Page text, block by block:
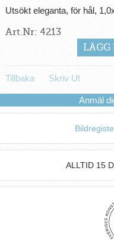
Utsökt eleganta, för hål,
Art.Nr: 4213
LÄGG
Tillbaka Skriv Ut
Anmäl
ALLTID 15